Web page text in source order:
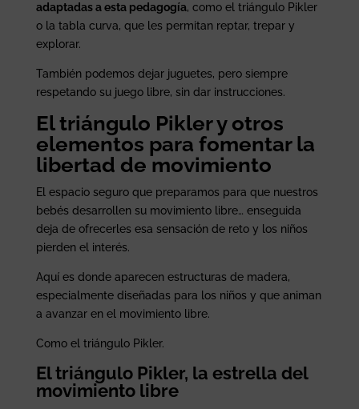
adaptadas a esta pedagogía, como el triángulo Pikler
o la tabla curva, que les permitan reptar, trepar y
explorar.
También podemos dejar juguetes, pero siempre
respetando su juego libre, sin dar instrucciones.
El triángulo Pikler y otros
elementos para fomentar la
libertad de movimiento
El espacio seguro que preparamos para que nuestros
bebés desarrollen su movimiento libre… enseguida
deja de ofrecerles esa sensación de reto y los niños
pierden el interés.
Aquí es donde aparecen estructuras de madera,
especialmente diseñadas para los niños y que animan
a avanzar en el movimiento libre.
Como el triángulo Pikler.
El triángulo Pikler, la estrella del
movimiento libre